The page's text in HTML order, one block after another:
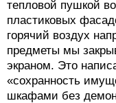
тепловой пушкой
пластиковых
горячий воздух
предметы мы
экраном. Это
«сохранность
шкафами без